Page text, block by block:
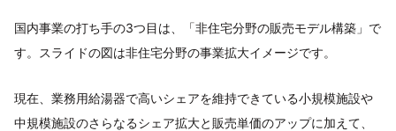
国内事業の打ち手の3つ目は、「非住宅分野の販売モデル構築」で
す。スライドの図は非住宅分野の事業拡大イメージです。
現在、業務用給湯器で高いシェアを維持できている小規模施設や
中規模施設のさらなるシェア拡大と販売単価のアップに加えて、